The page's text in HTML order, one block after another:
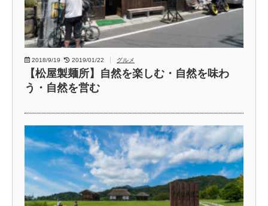
2018/9/19 2019/01/22 グルメ
【松屋製麺所】自然を楽しむ・自然を味わ
う・自然を営む